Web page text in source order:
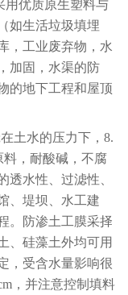
用优质原生塑料与
如生活垃圾填埋
，工业废弃物，水
加固，水渠的防
的地下工程和屋顶
土水的压力下，8.
料，耐酸碱，不腐
透水性、过滤性、
、堤坝、水工建
。防渗土工膜采择
、硅藻土外均可用
，受含水量影响很
，并注意控制填料